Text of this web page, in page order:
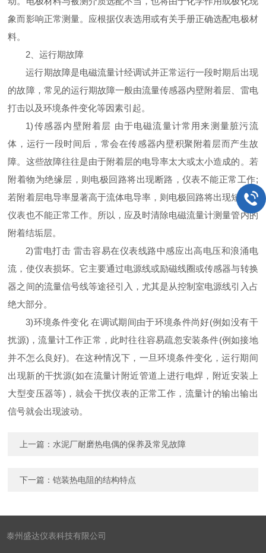
象而影响正常测量。应根据仪表选用或有关手册正确选配电极材
料。
2、运行期故障
运行期故障是电磁流量计经调试并正常运行一段时期后出现
的故障，常见的运行期故障一般由流量传感器内壁附着层、雷电
打击以及环境条件变化等因素引起。
1)传感器内壁附着层 由于电磁流量计常用来测量脏污流
体，运行一段时间后，常会在传感器内壁积聚附着层而产生故
障。这些故障往往是由于附着层的电导率太大或太小造成的。若
附着物为绝缘层，则电极回路将出现断路，仪表不能正常工作;
若附着层电导率显著高于流体电导率，则电极回路将出现短路，
仪表也不能正常工作。所以，应及时清除电磁流量计测量管内的
附着结垢层。
2)雷电打击 雷击容易在仪表线路中感应出高电压和浪涌电
流，使仪表损坏。它主要通过电源线或励磁线圈或传感器与转换
器之间的流量信号线等途径引入，尤其是从控制室电源线引入占
绝大部分。
3)环境条件变化 在调试期间由于环境条件尚好(例如没有干
扰源)，流量计工作正常，此时往往容易疏忽安装条件(例如接地
并不怎么良好)。在这种情况下，一旦环境条件变化，运行期间
出现新的干扰源(如在流量计附近管道上进行电焊，附近安装上
大型变压器等)，就会干扰仪表的正常工作，流量计的输出输出
信号就会出现波动。
上一篇： 水泥厂耐磨热电偶的保养及常见故障
下一篇：铠装热电阻的结构特点
泰州盛达仪表科技有限公司